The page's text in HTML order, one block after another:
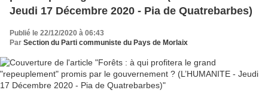
Jeudi 17 Décembre 2020 - Pia de Quatrebarbes)
Publié le 22/12/2020 à 06:43
Par Section du Parti communiste du Pays de Morlaix